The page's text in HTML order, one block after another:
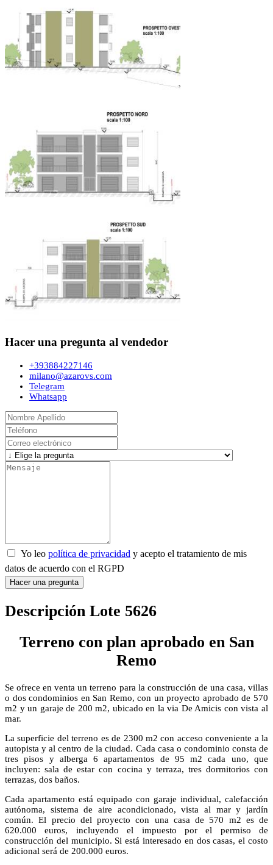
Hacer una pregunta al vendedor
+393884227146
milano@azarovs.com
Telegram
Whatsapp
Yo leo política de privacidad y acepto el tratamiento de mis
datos de acuerdo con el RGPD
Hacer una pregunta
Descripción Lote 5626
Terreno con plan aprobado en San
Remo
Se ofrece en venta un terreno para la construcción de una casa, villas
o dos condominios en San Remo, con un proyecto aprobado de 570
m2 y un garaje de 200 m2, ubicado en la via De Amicis con vista al
mar.
La superficie del terreno es de 2300 m2 con acceso conveniente a la
autopista y al centro de la ciudad. Cada casa o condominio consta de
tres pisos y alberga 6 apartamentos de 95 m2 cada uno, que
incluyen: sala de estar con cocina y terraza, tres dormitorios con
terrazas, dos baños.
Cada apartamento está equipado con garaje individual, calefacción
autónoma, sistema de aire acondicionado, vista al mar y jardín
común. El precio del proyecto con una casa de 570 m2 es de
620.000 euros, incluyendo el impuesto por el permiso de
construcción del municipio. Si está interesado en dos casas, el costo
adicional será de 200.000 euros.